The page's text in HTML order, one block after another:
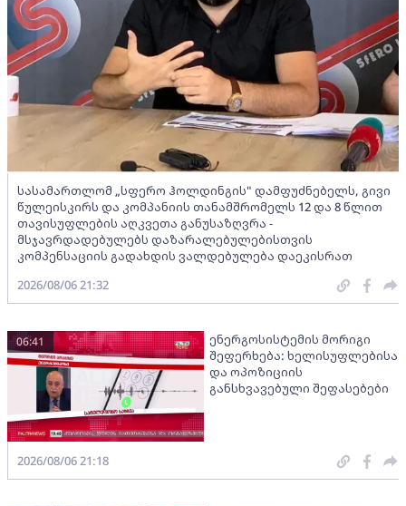
სასამართლომ „სფერო ჰოლდინგის" დამფუძნებელს, გივი
წულეისკირს და კომპანიის თანამშრომელს 12 და 8 წლით
თავისუფლების აღკვეთა განუსაზღვრა -
მსჯავრდადებულებს დაზარალებულებისთვის
კომპენსაციის გადახდის ვალდებულება დაეკისრათ
2026/08/06 21:32
ენერგოსისტემის მორიგი
შეფერხება: ხელისუფლებისა
და ოპოზიციის
განსხვავებული შეფასებები
06:41
2026/08/06 21:18